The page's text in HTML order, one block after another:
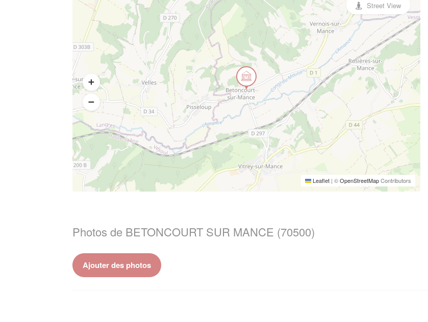
Leaflet | ©OpenStreetMapContributors
Street View
Photos de BETONCOURT SUR MANCE (70500)
Ajouter des photos